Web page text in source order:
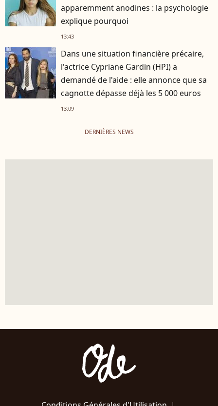
apparemment anodines : la psychologie
explique pourquoi
13:43
Dans une situation financière précaire,
l'actrice Cypriane Gardin (HPI) a
demandé de l'aide : elle annonce que sa
cagnotte dépasse déjà les 5 000 euros
13:09
DERNIÈRES NEWS